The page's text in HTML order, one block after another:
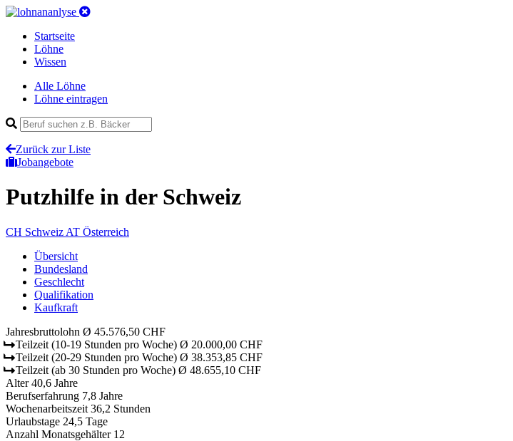
Startseite
Löhne
Wissen
Alle Löhne
Löhne eintragen
Zurück zur Liste
Jobangebote
Putzhilfe in der Schweiz
CH Schweiz AT Österreich
Übersicht
Bundesland
Geschlecht
Qualifikation
Kaufkraft
Jahresbruttolohn Ø 45.576,50 CHF
Teilzeit (10-19 Stunden pro Woche) Ø 20.000,00 CHF
Teilzeit (20-29 Stunden pro Woche) Ø 38.353,85 CHF
Teilzeit (ab 30 Stunden pro Woche) Ø 48.655,10 CHF
Alter 40,6 Jahre
Berufserfahrung 7,8 Jahre
Wochenarbeitszeit 36,2 Stunden
Urlaubstage 24,5 Tage
Anzahl Monatsgehälter 12